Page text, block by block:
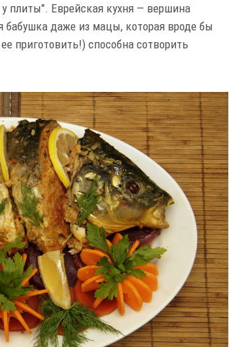
плиты". Еврейская кухня — вершина
бабушка даже из мацы, которая вроде бы
приготовить!) способна сотворить